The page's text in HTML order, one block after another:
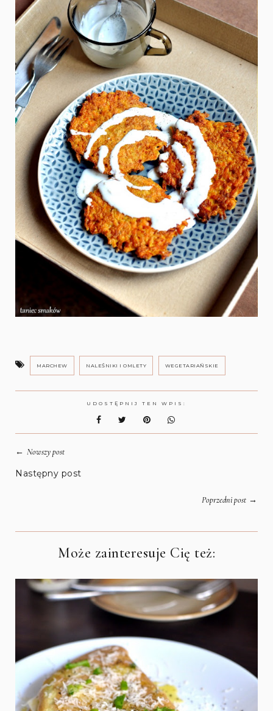
MARCHEW NALEŚNIKI I OMLETY WEGETARIAŃSKIE
UDOSTĘPNIJ TEN WPIS:
←Nowszy post
Następny post
Poprzedni post→
Może zainteresuje Cię też: